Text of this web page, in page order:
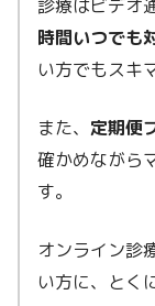
診療はビデオ
時間いつでも
い方でもスキ
また、 定期便
確かめながら
す。
オンライン診
い方に、とく